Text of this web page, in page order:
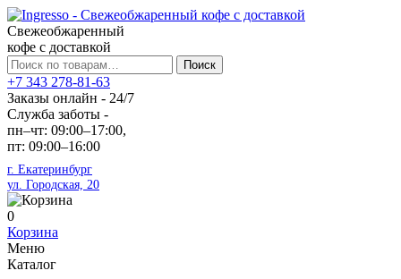
Свежеобжаренный
кофе с доставкой
Искать:
Поиск
+7 343 278-81-63
Заказы онлайн - 24/7
Служба заботы -
пн–чт: 09:00–17:00,
пт: 09:00–16:00
г. Екатеринбург
ул. Городская, 20
0
Корзина
Меню
Каталог